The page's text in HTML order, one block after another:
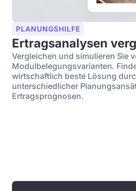
PLANUNGSHILFE
Ertragsanalysen
Vergleichen und simulieren Sie
Modulbelegungsvarianten.
wirtschaftlich beste Lösung
unterschiedlicher
Ertragsprognosen.